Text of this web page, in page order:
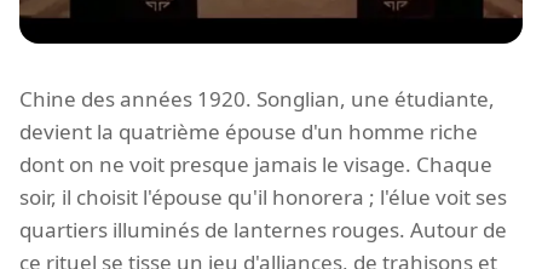
Chine des années 1920. Songlian, une étudiante,
devient la quatrième épouse d'un homme riche
dont on ne voit presque jamais le visage. Chaque
soir, il choisit l'épouse qu'il honorera ; l'élue voit ses
quartiers illuminés de lanternes rouges. Autour de
ce rituel se tisse un jeu d'alliances, de trahisons et